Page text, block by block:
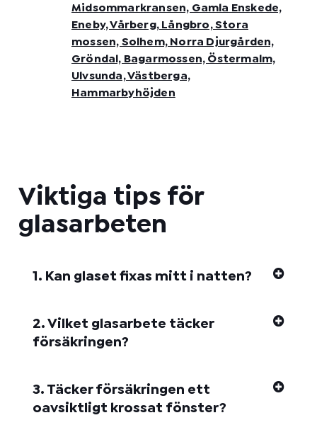
Midsommarkransen, Gamla Enskede,
Eneby, Vårberg, Långbro, Stora
mossen, Solhem, Norra Djurgården,
Gröndal, Bagarmossen, Östermalm,
Ulvsunda, Västberga,
Hammarbyhöjden
Viktiga tips för
glasarbeten
1. Kan glaset fixas mitt i natten?
2. Vilket glasarbete täcker
försäkringen?
3. Täcker försäkringen ett
oavsiktligt krossat fönster?